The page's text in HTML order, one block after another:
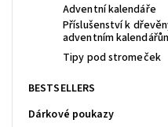
Adventní kalendáře
Příslušenství k
adventním
Tipy pod stromeček
BESTSELLERS
Dárkové poukazy